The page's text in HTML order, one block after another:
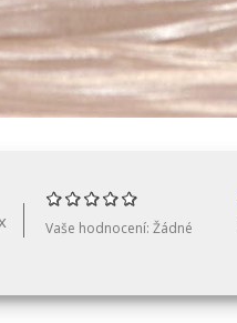
Vaše hodnocení: Žádné